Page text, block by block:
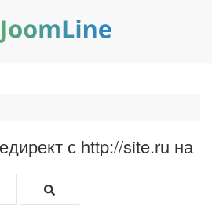
с http://site.ru на